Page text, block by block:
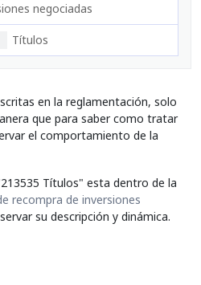
negociadas
Títulos
en la reglamentación, solo
que para saber como tratar
el comportamiento de la
Títulos" esta dentro de la
recompra de inversiones
su descripción y dinámica.